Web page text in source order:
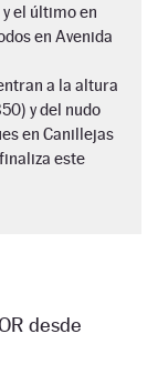
el último en
en Avenida
a la altura
y del nudo
en Canillejas
este
desde